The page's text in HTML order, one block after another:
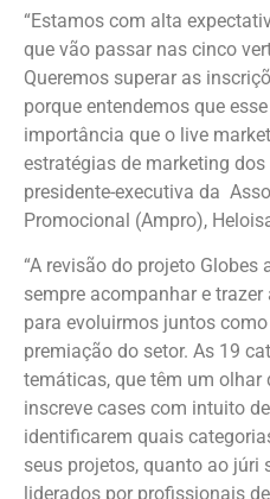
“Estamos com alta
que vão passar nas cinco
Queremos superar as
porque entendemos que
importância que o live
estratégias de marketing
presidente-executiva da
Promocional (Ampro),
“A revisão do projeto
sempre acompanhar e
para evoluirmos juntos
premiação do setor. As 19
temáticas, que têm um olhar
inscreve cases com intuito
identificarem quais
seus projetos, quanto ao júri
liderados por profissionais